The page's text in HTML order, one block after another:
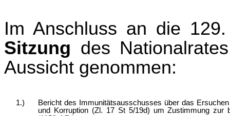
Im Anschluss an die
Sitzung des
Aussicht genommen:
1.)
Bericht des Immunitätsausschusses über das
und Korruption (Zl. 17 St 5/19d) um Zustimmung zur